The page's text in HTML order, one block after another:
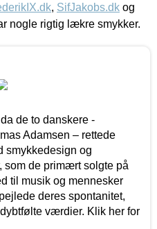
, SifJakobs.dk og
nogle rigtig lækre smykker.
de to danskere -
Adamsen – rettede
smykkedesign og
som de primært solgte på
til musik og mennesker
deres spontanitet,
værdier. Klik her for